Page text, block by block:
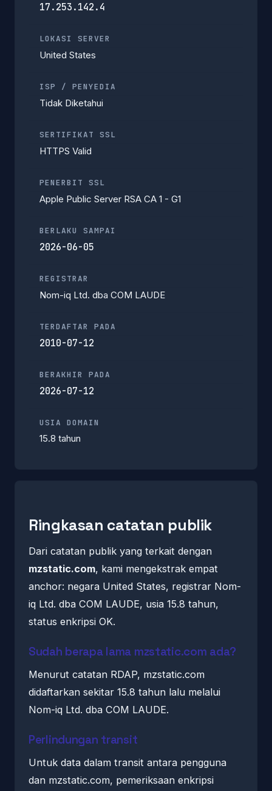
17.253.142.4
LOKASI SERVER
United States
ISP / PENYEDIA
Tidak Diketahui
SERTIFIKAT SSL
HTTPS Valid
PENERBIT SSL
Apple Public Server RSA CA 1 - G1
BERLAKU SAMPAI
2026-06-05
REGISTRAR
Nom-iq Ltd. dba COM LAUDE
TERDAFTAR PADA
2010-07-12
BERAKHIR PADA
2026-07-12
USIA DOMAIN
15.8 tahun
Ringkasan catatan publik
Dari catatan publik yang terkait dengan
mzstatic.com, kami mengekstrak empat
anchor: negara United States, registrar Nom-
iq Ltd. dba COM LAUDE, usia 15.8 tahun,
status enkripsi OK.
Sudah berapa lama mzstatic.com ada?
Menurut catatan RDAP, mzstatic.com
didaftarkan sekitar 15.8 tahun lalu melalui
Nom-iq Ltd. dba COM LAUDE.
Perlindungan transit
Untuk data dalam transit antara pengguna
dan mzstatic.com, pemeriksaan enkripsi